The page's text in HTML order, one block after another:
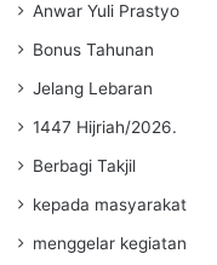
Anwar Yuli Prastyo
Bonus Tahunan
Jelang Lebaran
1447 Hijriah/2026.
Berbagi Takjil
kepada masyarakat
menggelar kegiatan